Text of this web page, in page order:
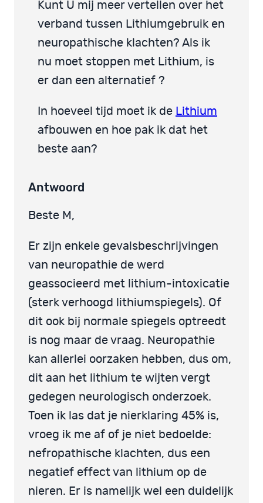
Kunt U mij meer vertellen over het
verband tussen Lithiumgebruik en
neuropathische klachten? Als ik
nu moet stoppen met Lithium, is
er dan een alternatief ?
In hoeveel tijd moet ik de Lithium
afbouwen en hoe pak ik dat het
beste aan?
Antwoord
Beste M,
Er zijn enkele gevalsbeschrijvingen
van neuropathie de werd
geassocieerd met lithium-intoxicatie
(sterk verhoogd lithiumspiegels). Of
dit ook bij normale spiegels optreedt
is nog maar de vraag. Neuropathie
kan allerlei oorzaken hebben, dus om,
dit aan het lithium te wijten vergt
gedegen neurologisch onderzoek.
Toen ik las dat je nierklaring 45% is,
vroeg ik me af of je niet bedoelde:
nefropathische klachten, dus een
negatief effect van lithium op de
nieren. Er is namelijk wel een duidelijk